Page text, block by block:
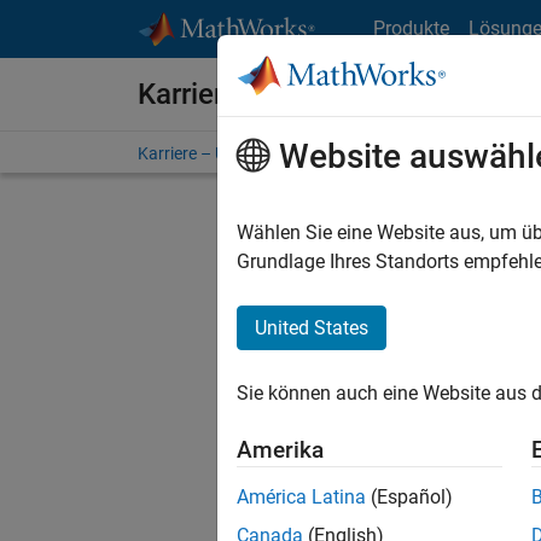
Produkte
Karriere bei MathWorks
Karriere – Übersicht Stellensuche
Stellen
Es
Region
Website
Wählen Sie eine Website aus, um
Grundlage Ihres Standorts
United States
Sie können auch eine Website aus
Amerika
América Latina (Español)
Canada (English)